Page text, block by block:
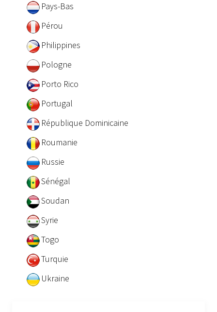
Pays-Bas
Pérou
Philippines
Pologne
Porto Rico
Portugal
République Dominicaine
Roumanie
Russie
Sénégal
Soudan
Syrie
Togo
Turquie
Ukraine